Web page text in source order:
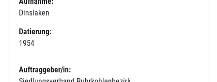
Dinslaken
Datierung:
1954
Auftraggeber/in: